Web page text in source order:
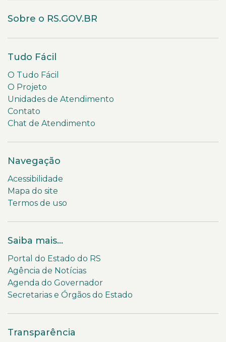
Sobre o RS.GOV.BR
Tudo Fácil
O Tudo Fácil
O Projeto
Unidades de Atendimento
Contato
Chat de Atendimento
Navegação
Acessibilidade
Mapa do site
Termos de uso
Saiba mais...
Portal do Estado do RS
Agência de Notícias
Agenda do Governador
Secretarias e Órgãos do Estado
Transparência